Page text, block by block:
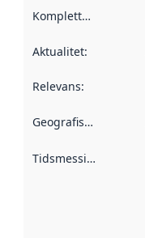
Kompletthet
Aktualitet:
Relevans:
Geografisk avgrensning
Tidsmessig avgrensning